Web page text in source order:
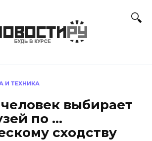
И ТЕХНИКА
выбирает
по …
сходству